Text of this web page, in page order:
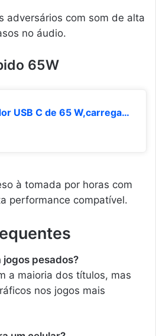
adversários com som de alta
no áudio.
65W
Carregador USB C de 65 W,carregador rápido USB de 3 portas com cabo de carregamento de 2 m,fonte de alimentação USB C para MacBook Air Pro M1/M2,iPhone 16 Pro/Max/15/14,Galaxy,tablet,laptop,etc.
à tomada por horas com
performance compatível.
jogos pesados?
a maioria dos títulos, mas
nos jogos mais